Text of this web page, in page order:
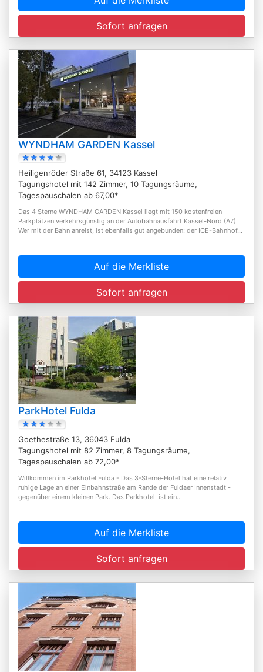
Sofort anfragen
WYNDHAM GARDEN Kassel
Heiligenröder Straße 61, 34123 Kassel
Tagungshotel mit 142 Zimmer, 10 Tagungsräume,
Tagespauschalen ab 67,00*
Das 4 Sterne WYNDHAM GARDEN Kassel liegt mit 150 kostenfreien
Parkplätzen verkehrsgünstig an der Autobahnausfahrt Kassel-Nord (A7).
Wer mit der Bahn anreist, ist ebenfalls gut angebunden: der ICE-Bahnhof...
Auf die Merkliste
Sofort anfragen
ParkHotel Fulda
Goethestraße 13, 36043 Fulda
Tagungshotel mit 82 Zimmer, 8 Tagungsräume,
Tagespauschalen ab 72,00*
Willkommen im Parkhotel Fulda - Das 3-Sterne-Hotel hat eine relativ
ruhige Lage an einer Einbahnstraße am Rande der Fuldaer Innenstadt -
gegenüber einem kleinen Park. Das Parkhotel ist ein...
Auf die Merkliste
Sofort anfragen